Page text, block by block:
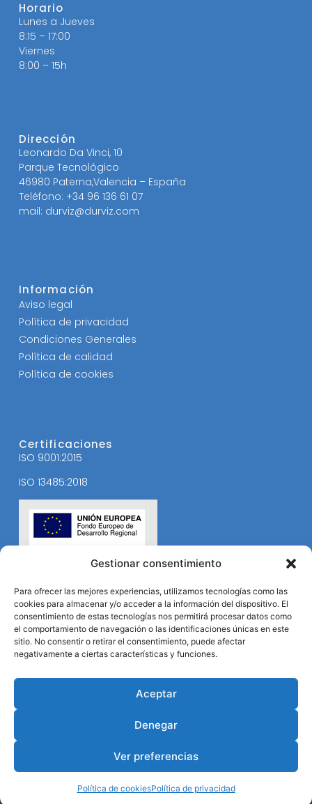
Gestionar consentimiento
Para ofrecer las mejores experiencias, utilizamos tecnologías como las
cookies para almacenar y/o acceder a la información del dispositivo. El
consentimiento de estas tecnologías nos permitirá procesar datos como
el comportamiento de navegación o las identificaciones únicas en este
sitio. No consentir o retirar el consentimiento, puede afectar
negativamente a ciertas características y funciones.
Aceptar
Denegar
Ver preferencias
Política de cookiesPolítica de privacidad
Horario
Lunes a Jueves
8:15 – 17:00
Viernes
8:00 – 15h
Dirección
Leonardo Da Vinci, 10
Parque Tecnológico
46980 Paterna,Valencia – España
Teléfono: +34 96 136 61 07
mail: durviz@durviz.com
Información
Aviso legal
Política de privacidad
Condiciones Generales
Política de calidad
Política de cookies
Certificaciones
ISO 9001:2015
ISO 13485:2018
© Durviz 2024. Todos los derechos reservados.
Desarrollo webB2B Activa.